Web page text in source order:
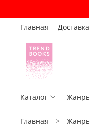
Главная
Каталог
Главная